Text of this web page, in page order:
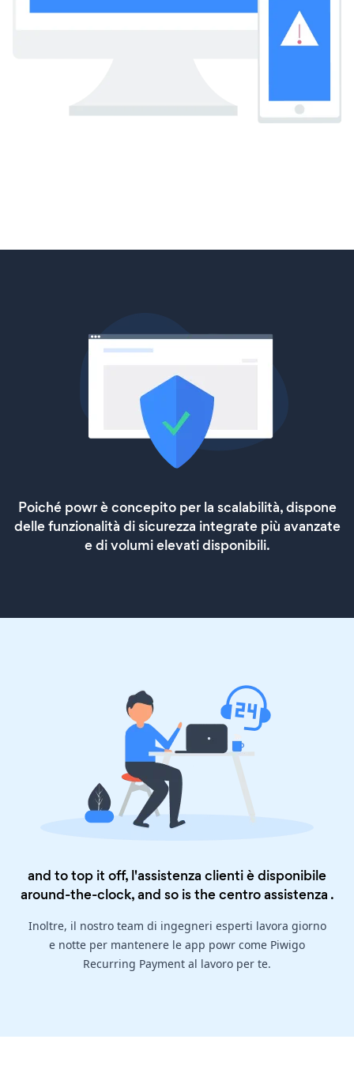
Poiché powr è concepito per la scalabilità, dispone
delle funzionalità di sicurezza integrate più avanzate
e di volumi elevati disponibili.
and to top it off, l'assistenza clienti è disponibile
around-the-clock, and so is thecentro assistenza .
Inoltre, il nostro team di ingegneri esperti lavora giorno
e notte per mantenere le app powr come Piwigo
Recurring Payment al lavoro per te.